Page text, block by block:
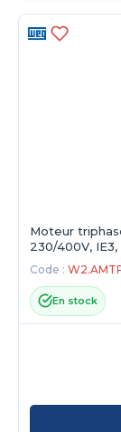
Moteur
230/400V, IE3,
Code :
En stock